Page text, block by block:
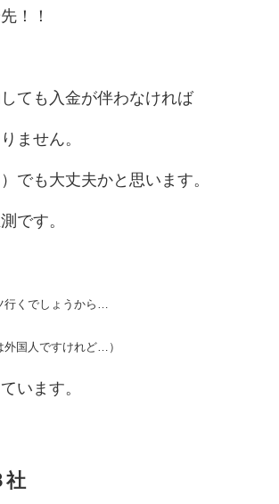
！！
ても入金が伴わなければ
ません。
でも大丈夫かと思います。
です。
行くでしょうから…
外国人ですけれど…）
います。
社